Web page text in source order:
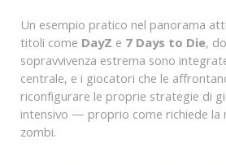
Un esempio pratico nel panorama
titoli come DayZ e 7 Days to Die,
sopravvivenza estrema sono
centrale, e i giocatori che le
riconfigurare le proprie strategie di
intensivo — proprio come richiede
zombi.